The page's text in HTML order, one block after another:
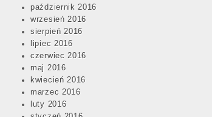
październik 2016
wrzesień 2016
sierpień 2016
lipiec 2016
czerwiec 2016
maj 2016
kwiecień 2016
marzec 2016
luty 2016